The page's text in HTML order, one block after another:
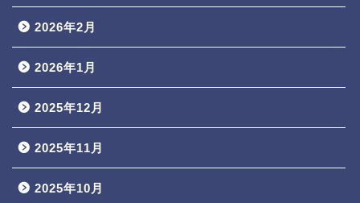
2026年2月
2026年1月
2025年12月
2025年11月
2025年10月